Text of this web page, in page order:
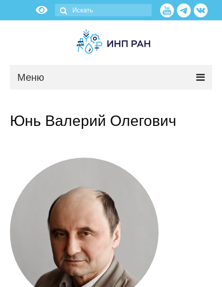
Меню
Научные подразделения
Администрация
Сотрудники
Отчетность
Противодействие коррупции
Юнь Валерий Олегович